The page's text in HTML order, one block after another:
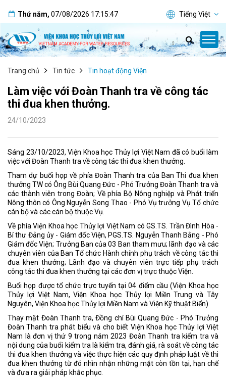
Thứ năm, 07/08/2026 17:15:47 Tiếng Việt
Trang chủ Tin tức Tin hoạt động Viện
Làm việc với Đoàn Thanh tra về công tác
thi đua khen thưởng.
24/10/2023
Sáng 23/10/2023, Viện Khoa học Thủy lợi Việt Nam đã có buổi làm
việc với Đoàn Thanh tra về công tác thi đua khen thưởng.
Tham dự buổi họp về phía Đoàn Thanh tra của Ban Thi đua khen
thưởng TW có Ông Bùi Quang Đức - Phó Trưởng Đoàn Thanh tra và
các thành viên trong Đoàn; Về phía Bộ Nông nghiệp và Phát triển
Nông thôn có Ông Nguyễn Song Thao - Phó Vụ trưởng Vụ Tổ chức
cán bộ và các cán bộ thuộc Vụ.
Về phía Viện Khoa học Thủy lợi Việt Nam có GS.TS. Trần Đình Hòa -
Bí thư Đảng ủy - Giám đốc Viện, PGS.TS. Nguyễn Thanh Bằng - Phó
Giám đốc Viện; Trưởng Ban của 03 Ban tham mưu; lãnh đạo và các
chuyên viên của Ban Tổ chức Hành chính phụ trách về công tác thi
đua khen thưởng; Lãnh đạo và chuyên viên trực tiếp phụ trách
công tác thi đua khen thưởng tại các đơn vị trực thuộc Viện.
Buổi họp được tổ chức trực tuyến tại 04 điểm cầu (Viện Khoa học
Thủy lợi Việt Nam, Viện Khoa học Thủy lợi Miền Trung và Tây
Nguyên, Viện Khoa học Thủy lợi Miền Nam và Viện Kỹ thuật Biển).
Thay mặt Đoàn Thanh tra, Đồng chí Bùi Quang Đức - Phó Trưởng
Đoàn Thanh tra phát biểu và cho biết Viện Khoa học Thủy lợi Việt
Nam là đơn vị thứ 9 trong năm 2023 Đoàn Thanh tra kiểm tra và
nội dung của buổi kiểm tra là kiểm tra, đánh giá, rà soát về công tác
thi đua khen thưởng và việc thực hiện các quy định pháp luật về thi
đua khen thưởng từ đó nhìn nhận những mặt còn tồn tại, hạn chế
và đưa ra giải pháp khắc phục.